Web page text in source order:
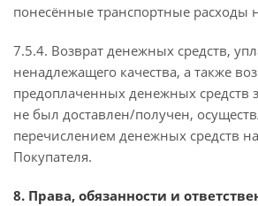
понесённые транспортные расходы
7.5.4. Возврат денежных средств,
ненадлежащего качества, а также
предоплаченных денежных средств
не был доставлен/получен,
перечислением денежных средств
Покупателя.
8. Права, обязанности и